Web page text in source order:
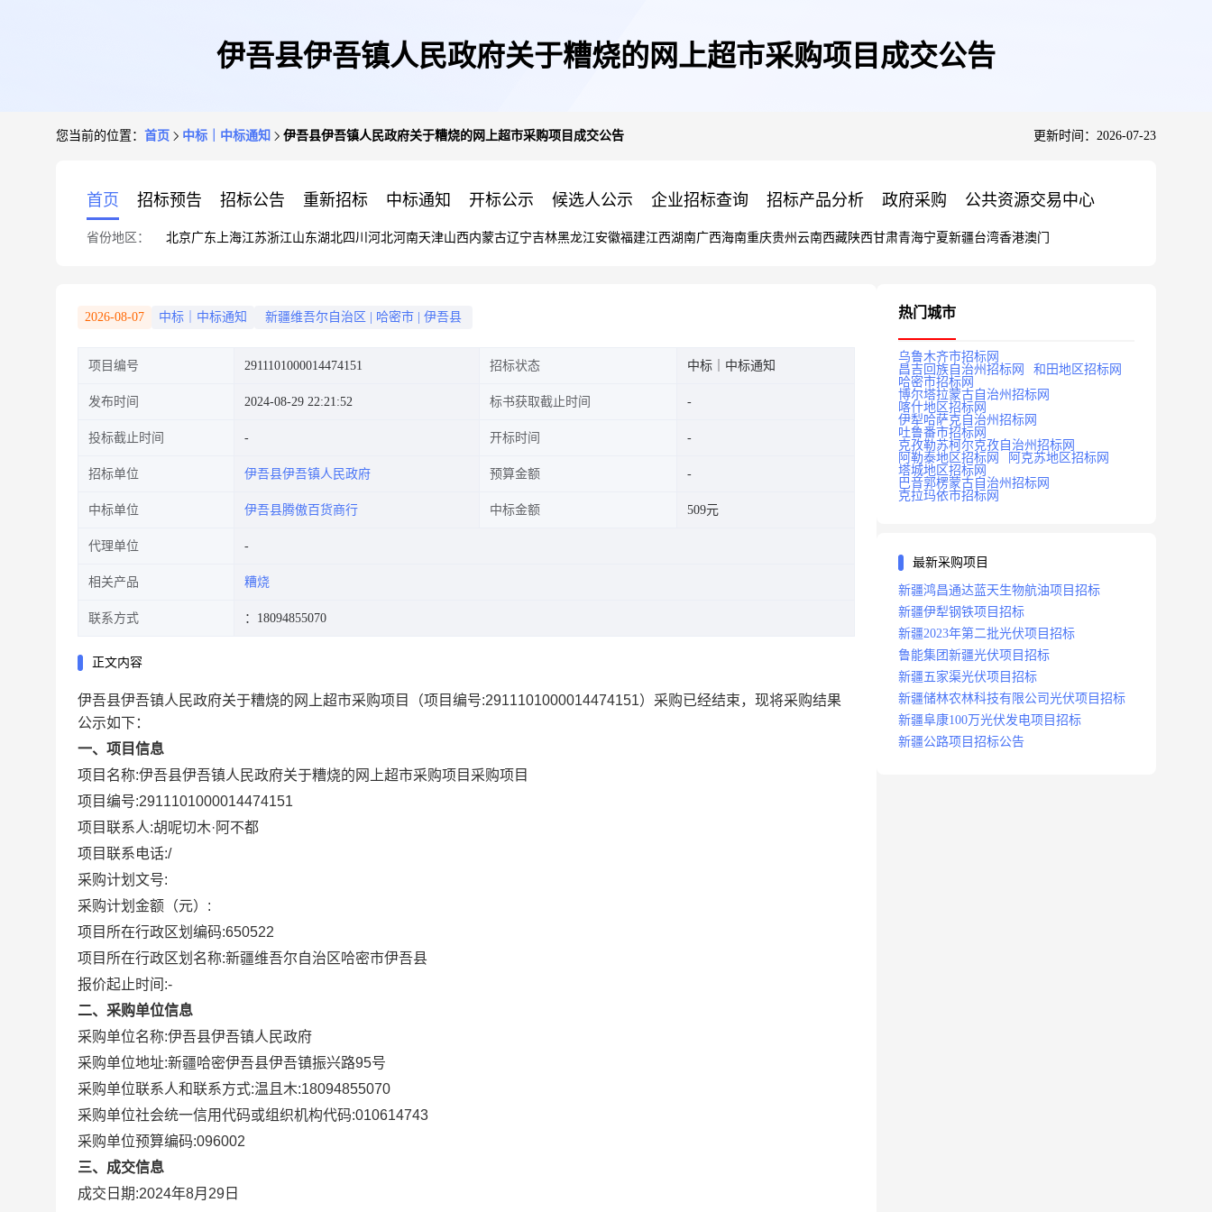
伊吾县伊吾镇人民政府关于糟烧的网上超市采购项目成交公告
您当前的位置： 首页 中标｜中标通知 伊吾县伊吾镇人民政府关于糟烧的网上超市采购项目成交公告 更新时间：2026-07-23
首页 招标预告 招标公告 重新招标 中标通知 开标公示 候选人公示 企业招标查询 招标产品分析 政府采购 公共资源交易中心
省份地区： 北京广东 上海江苏浙江山东湖北四川 河北河南天津山西内蒙古辽宁吉林黑龙江安徽福建江西湖南广西海南重庆贵州 云南西藏陕西甘肃青海宁夏新疆台湾香港澳门
2026-08-07 中标｜中标通知 新疆维吾尔自治区 哈密市 伊吾县
项目编号 2911101000014474151 招标状态 中标｜中标通知
发布时间 2024-08-29 22:21:52 标书获取截止时间
投标截止时间 开标时间
招标单位 伊吾县伊吾镇人民政府 预算金额
中标单位 伊吾县腾傲百货商行 中标金额 509元
代理单位
相关产品 糟烧
联系方式 ：18094855070
正文内容
伊吾县伊吾镇人民政府关于糟烧的网上超市采购项目 （项目编号:2911101000014474151）采购已经结束，现将采购结果
公示如下：
一、项目信息
项目名称:伊吾县伊吾镇人民政府关于糟烧的网上超市采购项目 采购项目
项目编号:2911101000014474151
项目联系人:胡呢切木·阿不都
项目联系电话:/
采购计划文号:
采购计划金额（元）:
项目所在行政区划编码:650522
项目所在行政区划名称:新疆维吾尔自治区哈密市伊吾县
报价起止时间:-
二、采购单位信息
采购单位名称:伊吾县伊吾镇人民政府
采购单位地址:新疆哈密伊吾县伊吾镇振兴路95号
采购单位联系人和联系方式:温且木:18094855070
采购单位社会统一信用代码或组织机构代码:010614743
采购单位预算编码:096002
三、成交信息
成交日期:2024年8月29日
热门城市
乌鲁木齐市招标网
昌吉回族自治州招标网
和田地区招标网
哈密市招标网
博尔塔拉蒙古自治州招标网
喀什地区招标网
伊犁哈萨克自治州招标网
吐鲁番市招标网
克孜勒苏柯尔克孜自治州招标网
阿勒泰地区招标网
阿克苏地区招标网
塔城地区招标网
巴音郭楞蒙古自治州招标网
克拉玛依市招标网
最新采购项目
新疆鸿昌通达蓝天生物航油项目招标
新疆伊犁钢铁项目招标
新疆2023年第二批光伏项目招标
鲁能集团新疆光伏项目招标
新疆五家渠光伏项目招标
新疆储林农林科技有限公司光伏项目招标
新疆阜康100万光伏发电项目招标
新疆公路项目招标公告